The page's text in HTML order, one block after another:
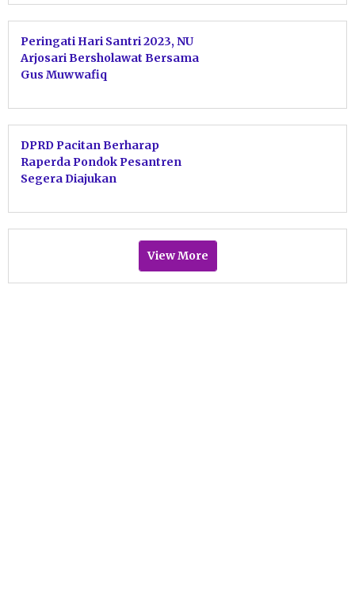
Peringati Hari Santri 2023, NU
Arjosari Bersholawat Bersama
Gus Muwwafiq
DPRD Pacitan Berharap
Raperda Pondok Pesantren
Segera Diajukan
View More